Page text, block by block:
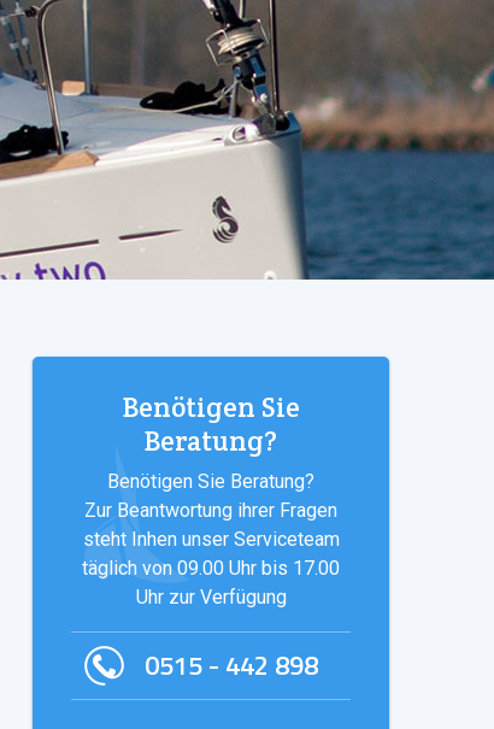
Benötigen Sie
Beratung?
Benötigen Sie Beratung?
Zur Beantwortung ihrer Fragen
steht Inhen unser Serviceteam
täglich von 09.00 Uhr bis 17.00
Uhr zur Verfügung
0515 - 442 898